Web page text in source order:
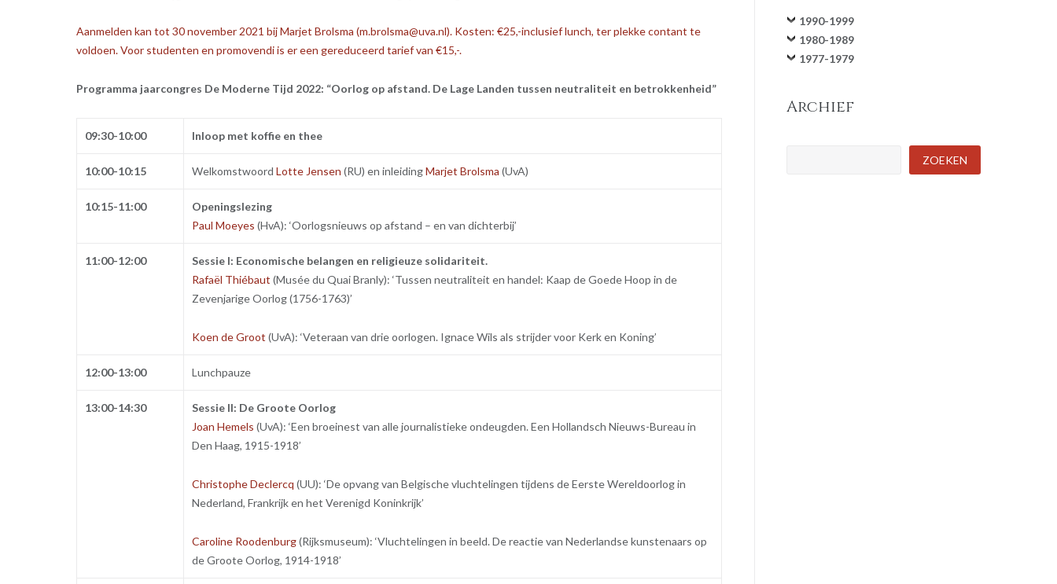
Aanmelden kan tot 30 november 2021 bij Marjet Brolsma (m.brolsma@uva.nl). Kosten: €25,-inclusief lunch, ter plekke contant te
voldoen. Voor studenten en promovendi is er een gereduceerd tarief van €15,-.
Programma jaarcongres De Moderne Tijd 2022: “Oorlog op afstand. De Lage Landen tussen neutraliteit en betrokkenheid”
09:30-10:00 Inloop met koffie en thee
10:00-10:15 WelkomstwoordLotte Jensen (RU) en inleidingMarjet Brolsma (UvA)
10:15-11:00
Openingslezing
Paul Moeyes (HvA): ‘Oorlogsnieuws op afstand – en van dichterbij’
11:00-12:00
Sessie I: Economische belangen en religieuze solidariteit.
Rafaël Thiébaut (Musée du Quai Branly): ‘Tussen neutraliteit en handel: Kaap de Goede Hoop in de
Zevenjarige Oorlog (1756-1763)’
Koen de Groot (UvA): ‘Veteraan van drie oorlogen. Ignace Wils als strijder voor Kerk en Koning’
12:00-13:00 Lunchpauze
13:00-14:30 Sessie II: De Groote Oorlog
Joan Hemels (UvA): ‘Een broeinest van alle journalistieke ondeugden. Een Hollandsch Nieuws-Bureau in
Den Haag, 1915-1918’
Christophe Declercq (UU): ‘De opvang van Belgische vluchtelingen tijdens de Eerste Wereldoorlog in
Nederland, Frankrijk en het Verenigd Koninkrijk’
Caroline Roodenburg(Rijksmuseum): ‘Vluchtelingen in beeld. De reactie van Nederlandse kunstenaars op
de Groote Oorlog, 1914-1918’
1990-1999
1980-1989
1977-1979
Archief
ZOEKEN